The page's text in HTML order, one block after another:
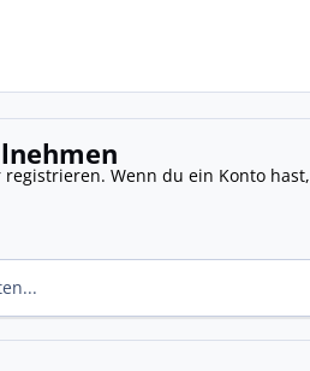
Wenn du ein Konto hast,